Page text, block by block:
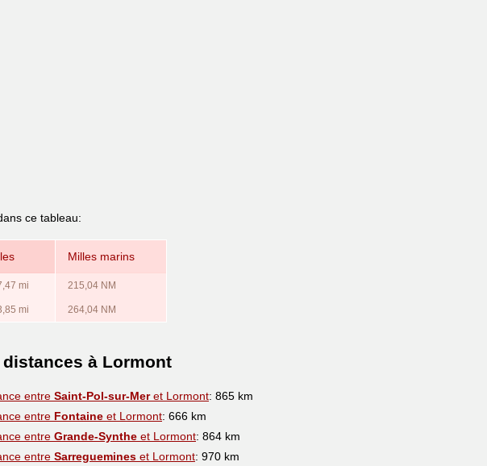
ce tableau:
Milles marins
mi 215,04 NM
mi 264,04 NM
à Lormont
entre Saint-Pol-sur-Meret Lormont: 865 km
entre Fontaine et Lormont: 666 km
entre Grande-Synthe et Lormont: 864 km
entre Sarreguemines et Lormont: 970 km